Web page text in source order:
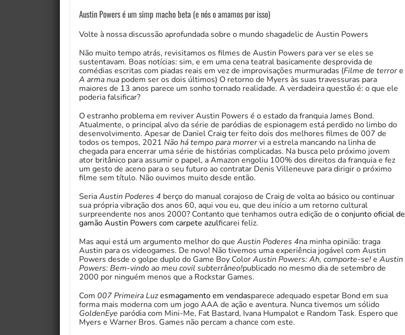
Austin Powers é um simp macho beta (e nós o amamos por isso)
Volte à nossa discussão aprofundada sobre o mundo shagadelic de Austin Powers
Não muito tempo atrás, revisitamos os filmes de Austin Powers para ver se eles se
sustentavam. Boas notícias: sim, e em uma cena teatral basicamente desprovida de
comédias escritas com piadas reais em vez de improvisações murmuradas (Filme de terrore
A arma nua podem ser os dois últimos) O retorno de Myers às suas travessuras para
maiores de 13 anos parece um sonho tornado realidade. A verdadeira questão é: o que ele
poderia falsificar?
O estranho problema em reviver Austin Powers é o estado da franquia James Bond.
Atualmente, o principal alvo da série de paródias de espionagem está perdido no limbo do
desenvolvimento. Apesar de Daniel Craig ter feito dois dos melhores filmes de 007 de
todos os tempos, 2021 Não há tempo para morrervi a estrela mancando na linha de
chegada para encerrar uma série de histórias complicadas. Na busca pelo próximo jovem
ator britânico para assumir o papel, a Amazon engoliu 100% dos direitos da franquia e fez
um gesto de aceno para o seu futuro ao contratar Denis Villeneuve para dirigir o próximo
filme sem título. Não ouvimos muito desde então.
SeriaAustin Poderes 4 berço do manual corajoso de Craig de volta ao básico ou continuar
sua própria vibração dos anos 60, aqui vou eu, que deu início a um retorno cultural
surpreendente nos anos 2000? Contanto que tenhamos outra edição de o conjunto oficial de
gamão Austin Powers com carpete azulficarei feliz.
Mas aqui está um argumento melhor do que Austin Poderes 4na minha opinião: traga
Austin para os videogames. De novo! Não tivemos uma experiência jogável com Austin
Powers desde o golpe duplo do Game Boy ColorAustin Powers: Ah, comporte-se!e Austin
Powers: Bem-vindo ao meu covil subterrâneo!publicado no mesmo dia de setembro de
2000 por ninguém menos que a Rockstar Games.
Com 007 Primeira Luzesmagamento em vendasparece adequado espetar Bond em sua
forma mais moderna com um jogo AAA de ação e aventura. Nunca tivemos um sólido
GoldenEye paródia com Mini-Me, Fat Bastard, Ivana Humpalot e Random Task. Espero que
Myers e Warner Bros. Games não percam a chance com este.